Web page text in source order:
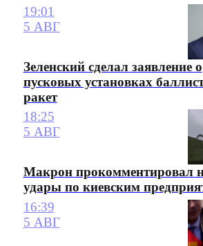
19:01
5 АВГ
Зеленский сделал заявление о
пусковых установках
ракет
18:25
5 АВГ
Макрон прокомментировал
удары по киевским
16:39
5 АВГ